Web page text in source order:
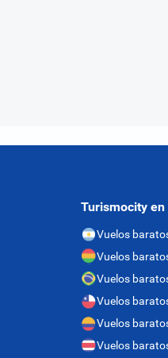
Turismocity
Vuelos
Vuelos
Vuelos
Vuelos
Vuelos
Vuelos